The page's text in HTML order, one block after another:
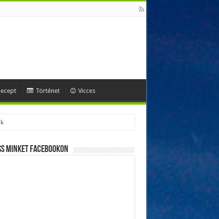
Történet Vicces
minket Facebookon